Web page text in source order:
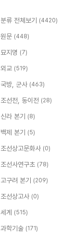
분류 전체보기 (4420)
원문 (448)
묘지명 (7)
외교 (519)
국방, 군사 (463)
조선전, 동이전 (28)
신라 본기 (8)
백제 본기 (5)
조선상고문화사 (0)
조선사연구초 (78)
고구려 본기 (209)
조선상고사 (0)
세계 (515)
과학기술 (171)